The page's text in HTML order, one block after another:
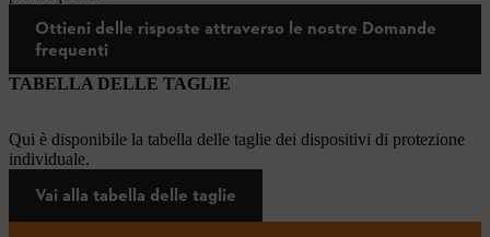
Ottieni delle risposte attraverso le nostre Domande
frequenti
TABELLA DELLE TAGLIE
Qui è disponibile la tabella delle taglie dei dispositivi di protezione
individuale.
Vai alla tabella delle taglie